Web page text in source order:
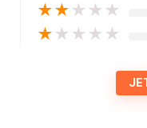
★★ ★ ★ ★
★ ★ ★ ★ ★